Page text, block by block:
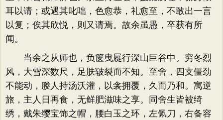
耳以请；或遇其叱咄，色愈恭，礼愈至，不敢出一言
以复；俟其欣悦，则又请焉。故余虽愚，卒获有所
闻。
当余之从师也，负箧曳屣行深山巨谷中。穷冬烈
风，大雪深数尺，足肤皲裂而不知。至舍，四支僵劲
不能动，媵人持汤沃灌，以衾拥覆，久而乃和。寓逆
旅，主人日再食，无鲜肥滋味之享。同舍生皆被绮
绣，戴朱缨宝饰之帽，腰白玉之环，左佩刀，右备容